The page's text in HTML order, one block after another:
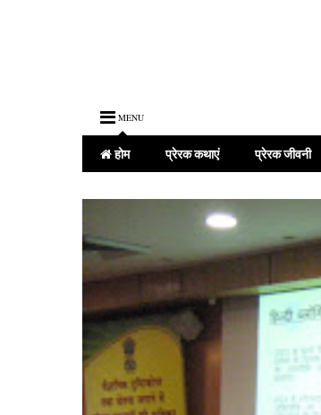
MENU
होम प्रेरक कथाएं प्रेरक जीवनी